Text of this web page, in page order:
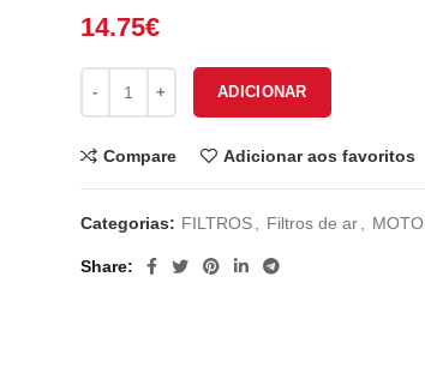
14.75€
ADICIONAR
Compare Adicionar aos favoritos
Categorias: FILTROS Filtros de ar MOTO
Share